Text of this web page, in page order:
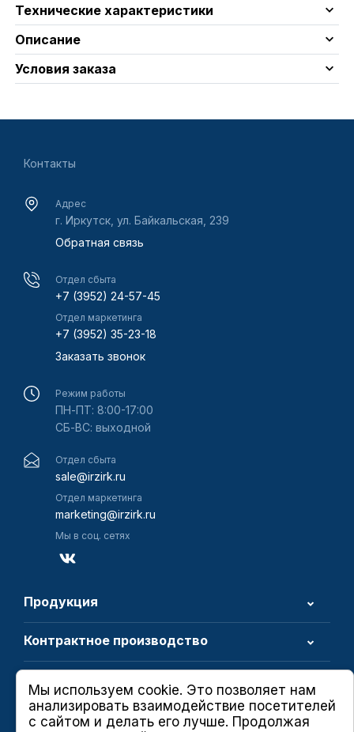
Технические характеристики
Описание
Условия заказа
Контакты
Адрес
г. Иркутск, ул. Байкальская, 239
Обратная связь
Отдел сбыта
+7 (3952) 24-57-45
Отдел маркетинга
+7 (3952) 35-23-18
Заказать звонок
Режим работы
ПН-ПТ: 8:00-17:00
СБ-ВС: выходной
Отдел сбыта
sale@irzirk.ru
Отдел маркетинга
marketing@irzirk.ru
Мы в соц. сетях
Продукция
Контрактное производство
Мы используем cookie. Это позволяет нам
анализировать взаимодействие посетителей
с сайтом и делать его лучше. Продолжая